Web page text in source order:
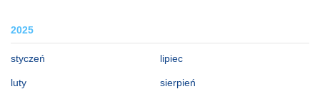
2025
styczeń
luty
lipiec
sierpień